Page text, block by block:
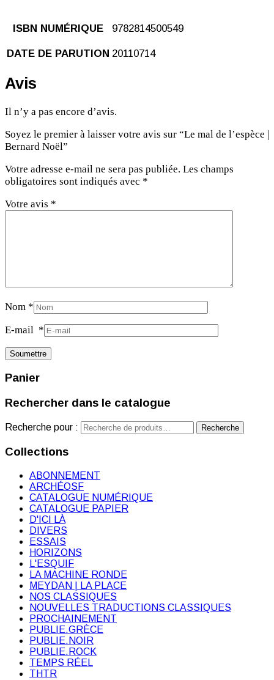
ISBN NUMÉRIQUE 9782814500549
DATE DE PARUTION 20110714
Avis
Il n’y a pas encore d’avis.
Soyez le premier à laisser votre avis sur “Le mal de l’espèce |
Bernard Noël”
Votre adresse e-mail ne sera pas publiée. Les champs
obligatoires sont indiqués avec *
Votre avis *
Nom *
E-mail *
Panier
Rechercher dans le catalogue
Recherche pour : Recherche
Collections
ABONNEMENT
ARCHÉOSF
CATALOGUE NUMÉRIQUE
CATALOGUE PAPIER
D'ICI LÀ
DIVERS
ESSAIS
HORIZONS
L'ESQUIF
LA MACHINE RONDE
MEYDAN | LA PLACE
NOS CLASSIQUES
NOUVELLES TRADUCTIONS CLASSIQUES
PROCHAINEMENT
PUBLIE.GRÈCE
PUBLIE.NOIR
PUBLIE.ROCK
TEMPS RÉEL
THTR